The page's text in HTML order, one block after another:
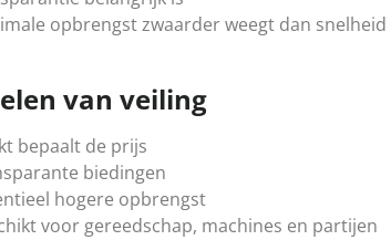
opbrengst zwaarder weegt dan snelheid
van veiling
bepaalt de prijs
biedingen
hogere opbrengst
voor gereedschap, machines en partijen